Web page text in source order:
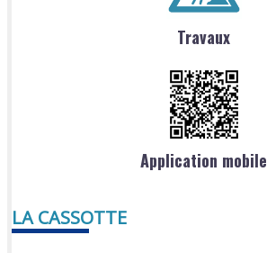
Travaux
Application mobile
LA CASSOTTE